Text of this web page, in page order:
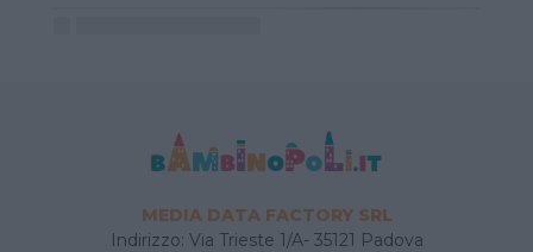
MEDIA DATA FACTORY SRL
Indirizzo: Via Trieste 1/A- 35121 Padova